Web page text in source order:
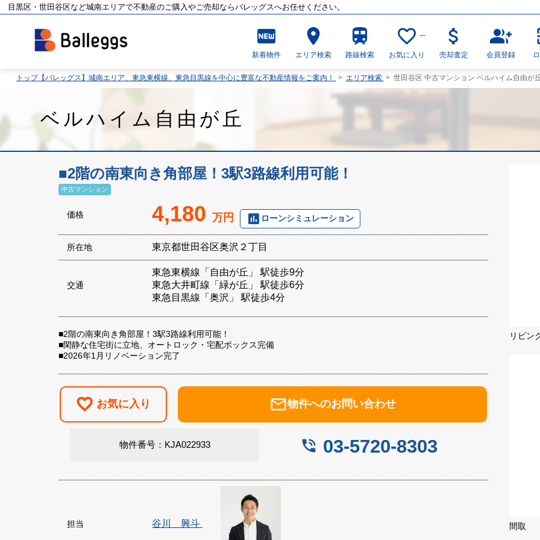
目黒区・世田谷区など城南エリアで不動産のご購入やご売却ならバレッグスへお任せください。
fiber_new
新着物件
place
エリア検索
train
路線検索
favorite_border
お気に入り
attach_money
売却査定
group_add
会員登録
トップ【バレッグス】城南エリア、東急東横線、東急目黒線を中心に豊富な不動産情報をご案内！ > エリア検索 > 世田谷区 中古マンション ベルハイム自由が
ベルハイム自由が丘
■2階の南東向き角部屋！3駅3路線利用可能！
中古マンション
価格 4,180万円 poll ローンシミュレーション
所在地 東京都世田谷区奥沢２丁目
交通
東急東横線「自由が丘」 駅徒歩9分
東急大井町線「緑が丘」 駅徒歩6分
東急目黒線「奥沢」 駅徒歩4分
■2階の南東向き角部屋！3駅3路線利用可能！
■閑静な住宅街に立地、オートロック・宅配ボックス完備
■2026年1月リノベーション完了
お気に入り mail_outline物件へのお問い合わせ
物件番号：KJA022933 phone_in_talk 03-5720-8303
担当 谷川 興斗
リビン
間取